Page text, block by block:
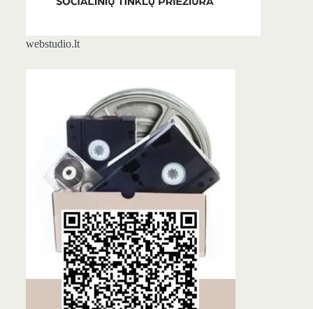
webstudio.lt